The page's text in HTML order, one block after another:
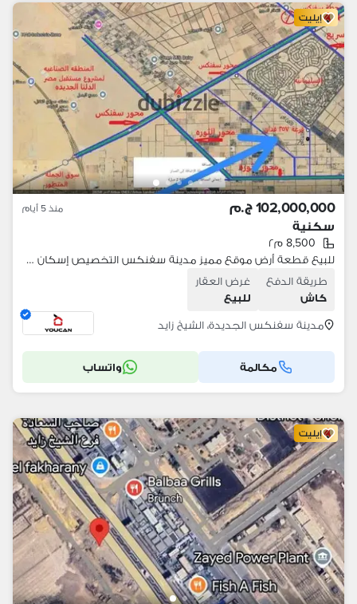
إيليت
102,000,000 ج.م منذ 5 أيام
سكنية
8,500 م٢
للبيع قطعة أرض موقع مميز مدينة سفنكس التخصيص إسكان فاخر بجوار محوّر الضبعة و مدينة جريان
طريقة الدفع
كاش
غرض العقار
للبيع
مدينة سفنكس الجديدة، الشيخ زايد
مكالمة واتساب
إيليت